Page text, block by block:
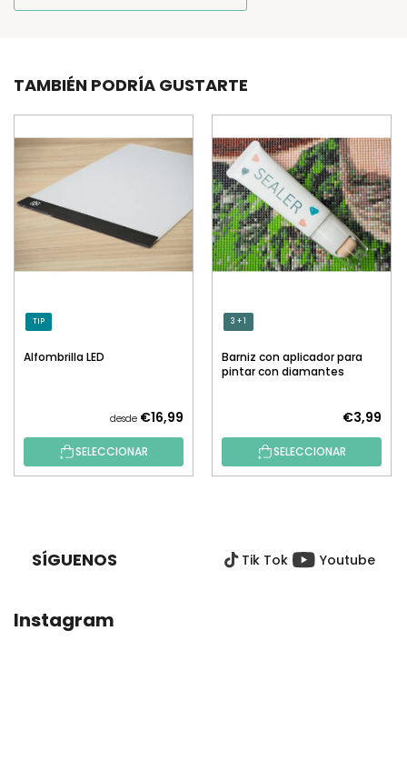
TAMBIÉN PODRÍA GUSTARTE
TIP
Alfombrilla LED
desde €16,99
SELECCIONAR
3 + 1
Barniz con aplicador para
pintar con diamantes
€3,99
SELECCIONAR
SÍGUENOS Tik Tok Youtube
Instagram